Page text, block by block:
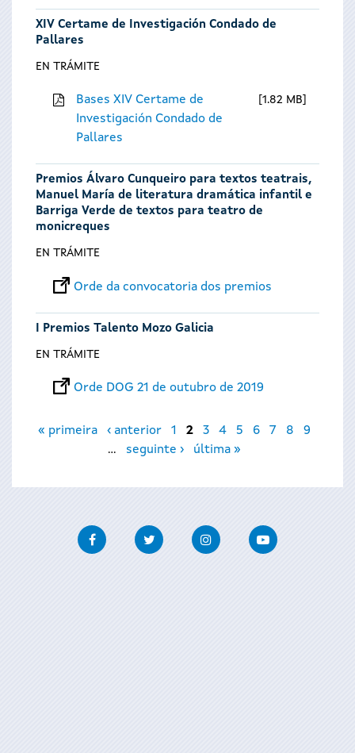
XIV Certame de Investigación Condado de
Pallares
EN TRÁMITE
Bases XIV Certame de
Investigación Condado de
Pallares
1.82 MB
Premios Álvaro Cunqueiro para textos teatrais,
Manuel María de literatura dramática infantil e
Barriga Verde de textos para teatro de
monicreques
EN TRÁMITE
Orde da convocatoria dos premios
I Premios Talento Mozo Galicia
EN TRÁMITE
Orde DOG 21 de outubro de 2019
Páxinas
« primeira ‹ anterior 1 2 3 4 5 6 7 8
9
…
seguinte › última »
FacebookTwitter InstagramYoutube